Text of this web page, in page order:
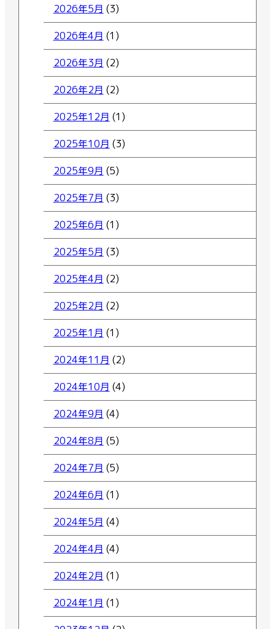
2026年5月 (3)
2026年4月 (1)
2026年3月 (2)
2026年2月 (2)
2025年12月 (1)
2025年10月 (3)
2025年9月 (5)
2025年7月 (3)
2025年6月 (1)
2025年5月 (3)
2025年4月 (2)
2025年2月 (2)
2025年1月 (1)
2024年11月 (2)
2024年10月 (4)
2024年9月 (4)
2024年8月 (5)
2024年7月 (5)
2024年6月 (1)
2024年5月 (4)
2024年4月 (4)
2024年2月 (1)
2024年1月 (1)